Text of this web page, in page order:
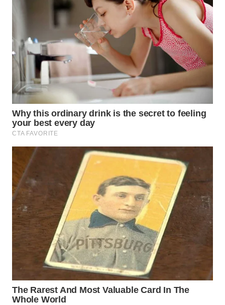
KARAWANG
BEKASI
WN
BOGOR
WN
DEPOK
WN
TAPANULI
UTARA
SAMOSIR
PADANG
LAWAS